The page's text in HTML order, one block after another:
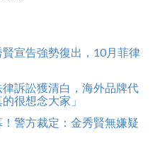
宣告強勢復出，10月菲律
訴訟獲清白，海外品牌代
很想念大家」
警方裁定：金秀賢無嫌疑